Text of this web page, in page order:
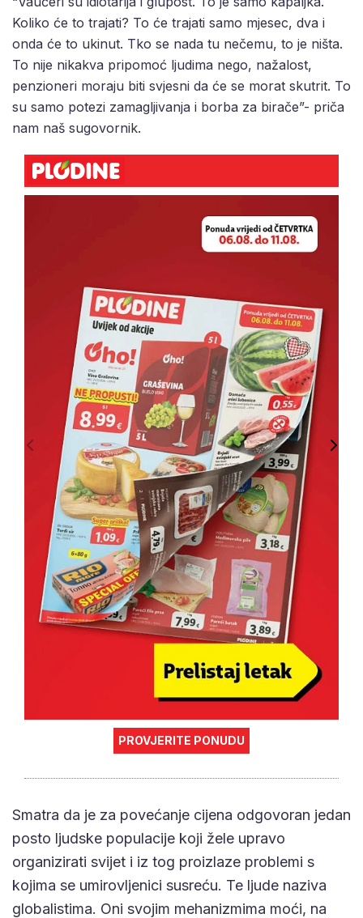
Koliko će to trajati? To će trajati samo mjesec, dva i
onda će to ukinut. Tko se nada tu nečemu, to je ništa.
To nije nikakva pripomoć ljudima nego, nažalost,
penzioneri moraju biti svjesni da će se morat skutrit. To
su samo potezi zamagljivanja i borba za birače”- priča
nam naš sugovornik.
PROVJERITE PONUDU
Smatra da je za povećanje cijena odgovoran jedan
posto ljudske populacije koji žele upravo
organizirati svijet i iz tog proizlaze problemi s
kojima se umirovljenici susreću. Te ljude naziva
globalistima. Oni svojim mehanizmima moći, na